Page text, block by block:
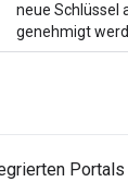
neue Schlüssel
genehmigt